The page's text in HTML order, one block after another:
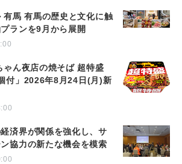
有馬 有馬の歴史と文化に触
ランを9月から展開
ゃん夜店の焼そば 超特盛
付」2026年8月24日(月)新
済界が関係を強化し、サ
協力の新たな機会を模索